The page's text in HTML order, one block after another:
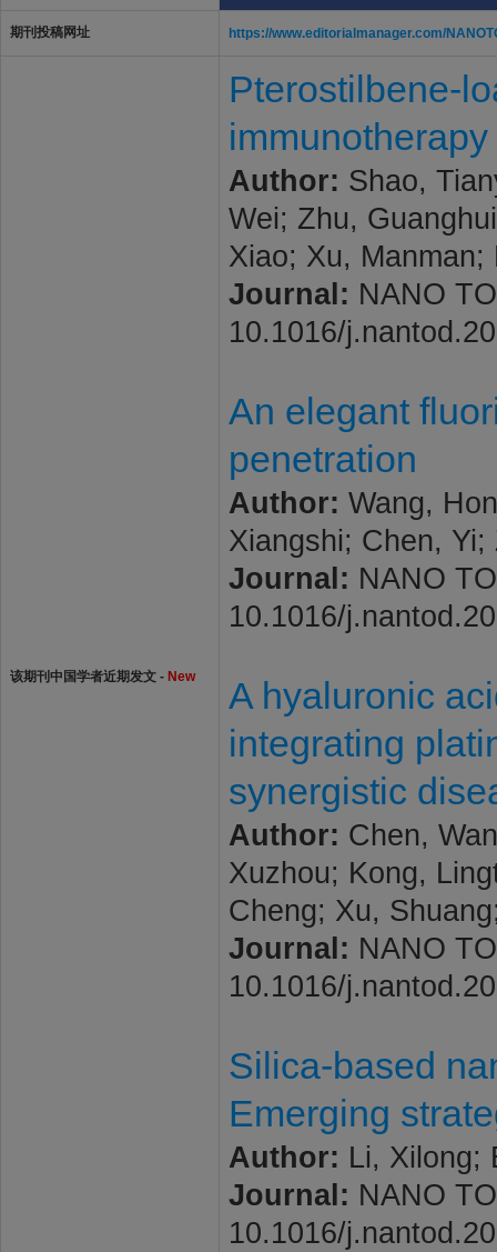
期刊投稿网址 https://www.editorialmanager.com/
该期刊中国学者近期发文 - New
Pterostilbene-
Author: Shao,
Wei; Zhu,
Xiao; Xu, Manman;
Journal: NANO
10.1016/
An elegant
penetration
Author: Wang,
Xiangshi; Chen,
Journal: NANO
10.1016/
A hyaluronic
integrating
synergistic
Author: Chen,
Xuzhou; Kong,
Cheng; Xu,
Journal: NANO
10.1016/
Silica-based
Emerging
Author: Li, Xilong;
Journal: NANO
10.1016/